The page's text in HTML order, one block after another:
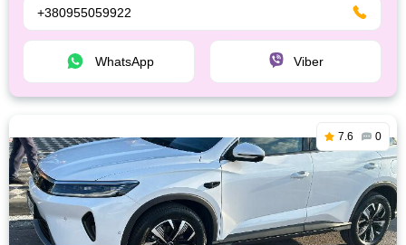
+380955059922
WhatsApp Viber
7.6 0